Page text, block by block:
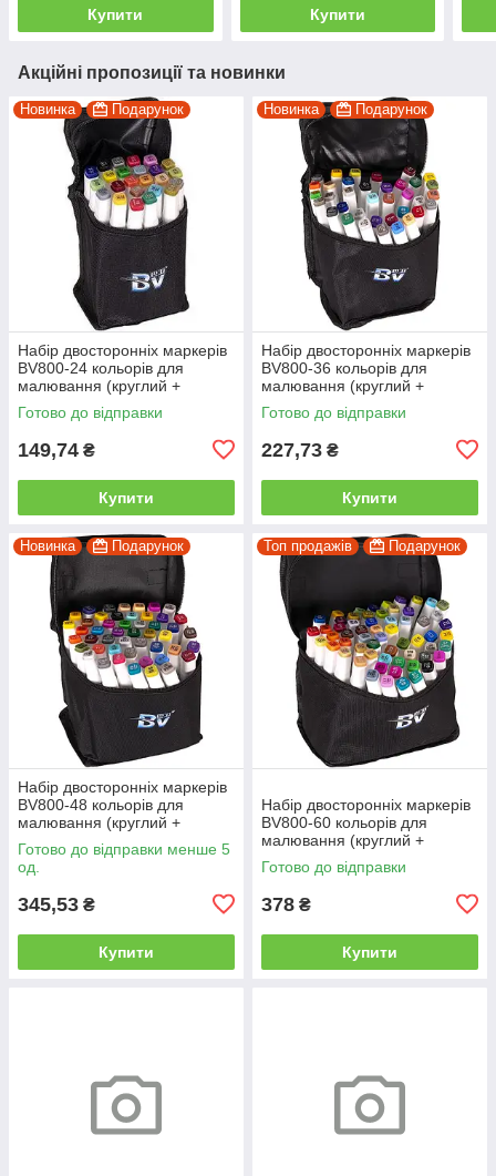
Купити Купити
Акційні пропозиції та новинки
Новинка Подарунок
Набір двосторонніх маркерів
BV800-24 кольорів для
малювання (круглий +
скошений.) квадратний у
сумці
Готово до відправки
149,74 ₴
Купити
Новинка Подарунок
Набір двосторонніх маркерів
BV800-36 кольорів для
малювання (круглий +
скісний.) квадратний у сумці
Готово до відправки
227,73 ₴
Купити
Новинка Подарунок
Набір двосторонніх маркерів
BV800-48 кольорів для
малювання (круглий +
скісний.) квадратний у сумці
Готово до відправки менше 5
од.
345,53 ₴
Купити
Топ продажів Подарунок
Набір двосторонніх маркерів
BV800-60 кольорів для
малювання (круглий +
скісний.) квадратний у сумці
Готово до відправки
378 ₴
Купити